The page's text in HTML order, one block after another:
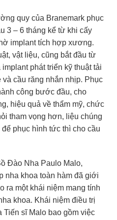
quy của Branemark phục
3 – 6 tháng kể từ khi cấy
implant tích hợp xương.
vật liệu, cũng bắt đầu từ
phát triển kỹ thuật tải
cầu răng nhắn nhịp. Phục
công bước đầu, cho
hiệu quả về thẩm mỹ, chức
tham vọng hơn, liệu chúng
phục hình tức thì cho cầu
Đào Nha Paulo Malo,
nha khoa toàn hàm đã giới
ra một khái niệm mang tính
khoa. Khái niệm điều trị
Tiến sĩ Malo bao gồm việc